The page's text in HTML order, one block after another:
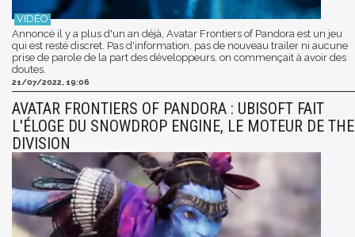
Annoncé il y a plus d'un an déjà, Avatar Frontiers of Pandora est un jeu
qui est resté discret. Pas d'information, pas de nouveau trailer ni aucune
prise de parole de la part des développeurs, on commençait à avoir des
doutes.
21/07/2022, 19:06
AVATAR FRONTIERS OF PANDORA : UBISOFT FAIT
L'ÉLOGE DU SNOWDROP ENGINE, LE MOTEUR DE THE
DIVISION